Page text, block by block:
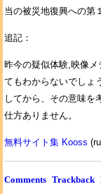
当の被災地復興への第
追記：
昨今の疑似体験,映像
てもわからないでしょ
してから、その意味を
仕方ありません。
無料サイト集 Kooss
Comments Trackback